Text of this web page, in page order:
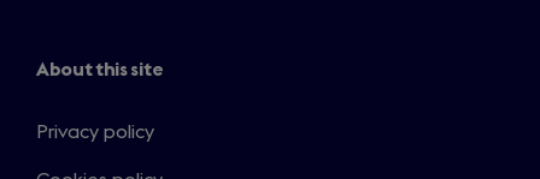
About this site
Privacy policy